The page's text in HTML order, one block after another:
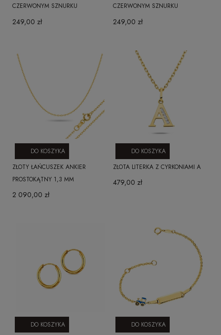
CZERWONYM SZNURKU
249,00 zł
CZERWONYM SZNURKU
249,00 zł
ZŁOTY ŁAŃCUSZEK ANKIER
PROSTOKĄTNY 1,3 MM
2 090,00 zł
DO KOSZYKA
ZŁOTA LITERKA Z CYRKONIAMI A
479,00 zł
DO KOSZYKA
DO KOSZYKA
DO KOSZYKA